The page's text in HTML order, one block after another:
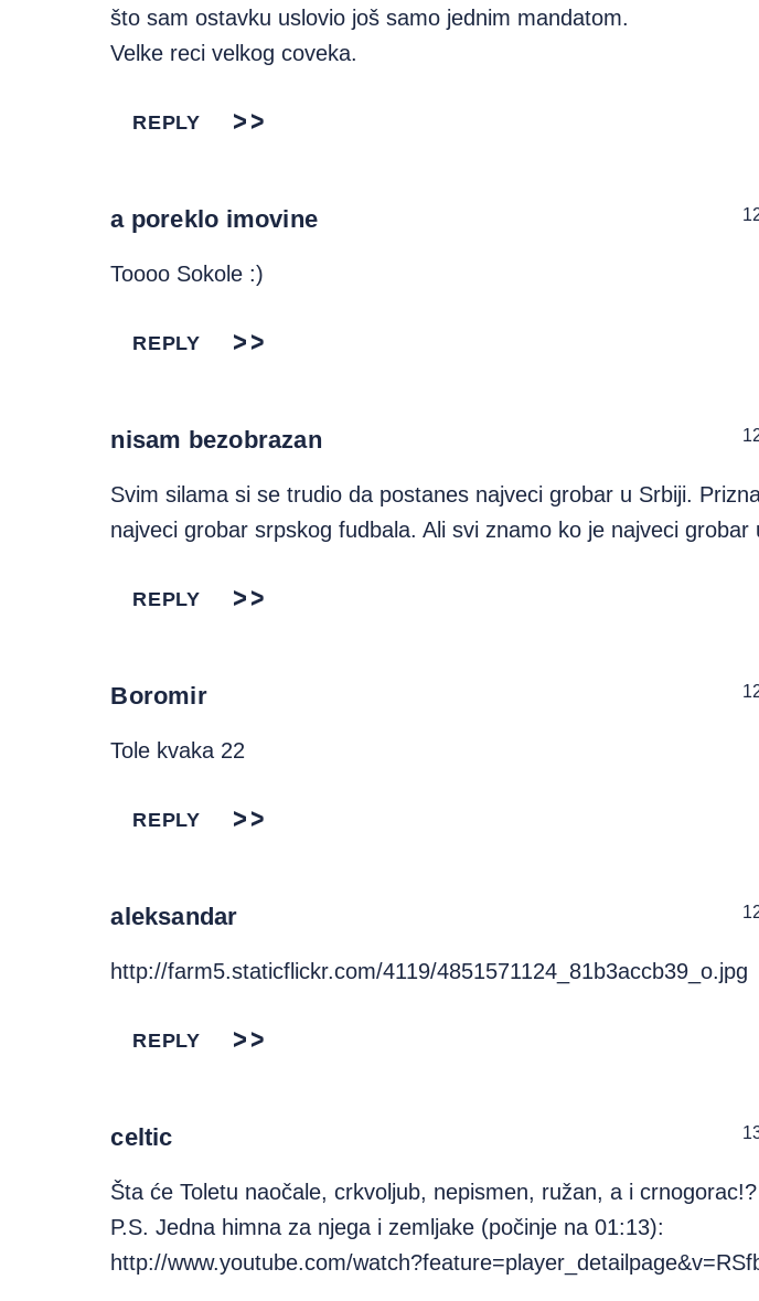
što sam ostavku uslovio još samo jednim mandatom.
Velke reci velkog coveka.
REPLY
a poreklo imovine
Toooo Sokole :)
REPLY
nisam bezobrazan
Svim silama si se trudio da postanes najveci grobar u Srbiji.
najveci grobar srpskog fudbala. Ali svi znamo ko je najveci
REPLY
Boromir
Tole kvaka 22
REPLY
aleksandar
http://farm5.staticflickr.com/4119/4851571124_81b3accb39_o.jpg
REPLY
celtic
Šta će Toletu naočale, crkvoljub, nepismen, ružan, a i crnogorac!?
P.S. Jedna himna za njega i zemljake (počinje na 01:13):
http://www.youtube.com/